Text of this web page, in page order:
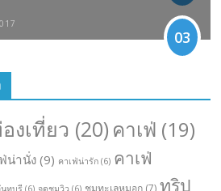
03
งเที่ยว (20) คาเฟ่ (19)
น่านั่ง (9) คาเฟ่น่ารัก (6) คาเฟ่
ทริป